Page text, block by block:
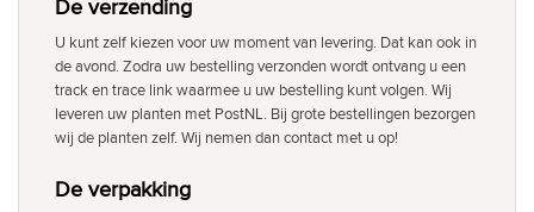
De verzending
U kunt zelf kiezen voor uw moment van levering. Dat kan ook in
de avond. Zodra uw bestelling verzonden wordt ontvang u een
track en trace link waarmee u uw bestelling kunt volgen. Wij
leveren uw planten met PostNL. Bij grote bestellingen bezorgen
wij de planten zelf. Wij nemen dan contact met u op!
De verpakking